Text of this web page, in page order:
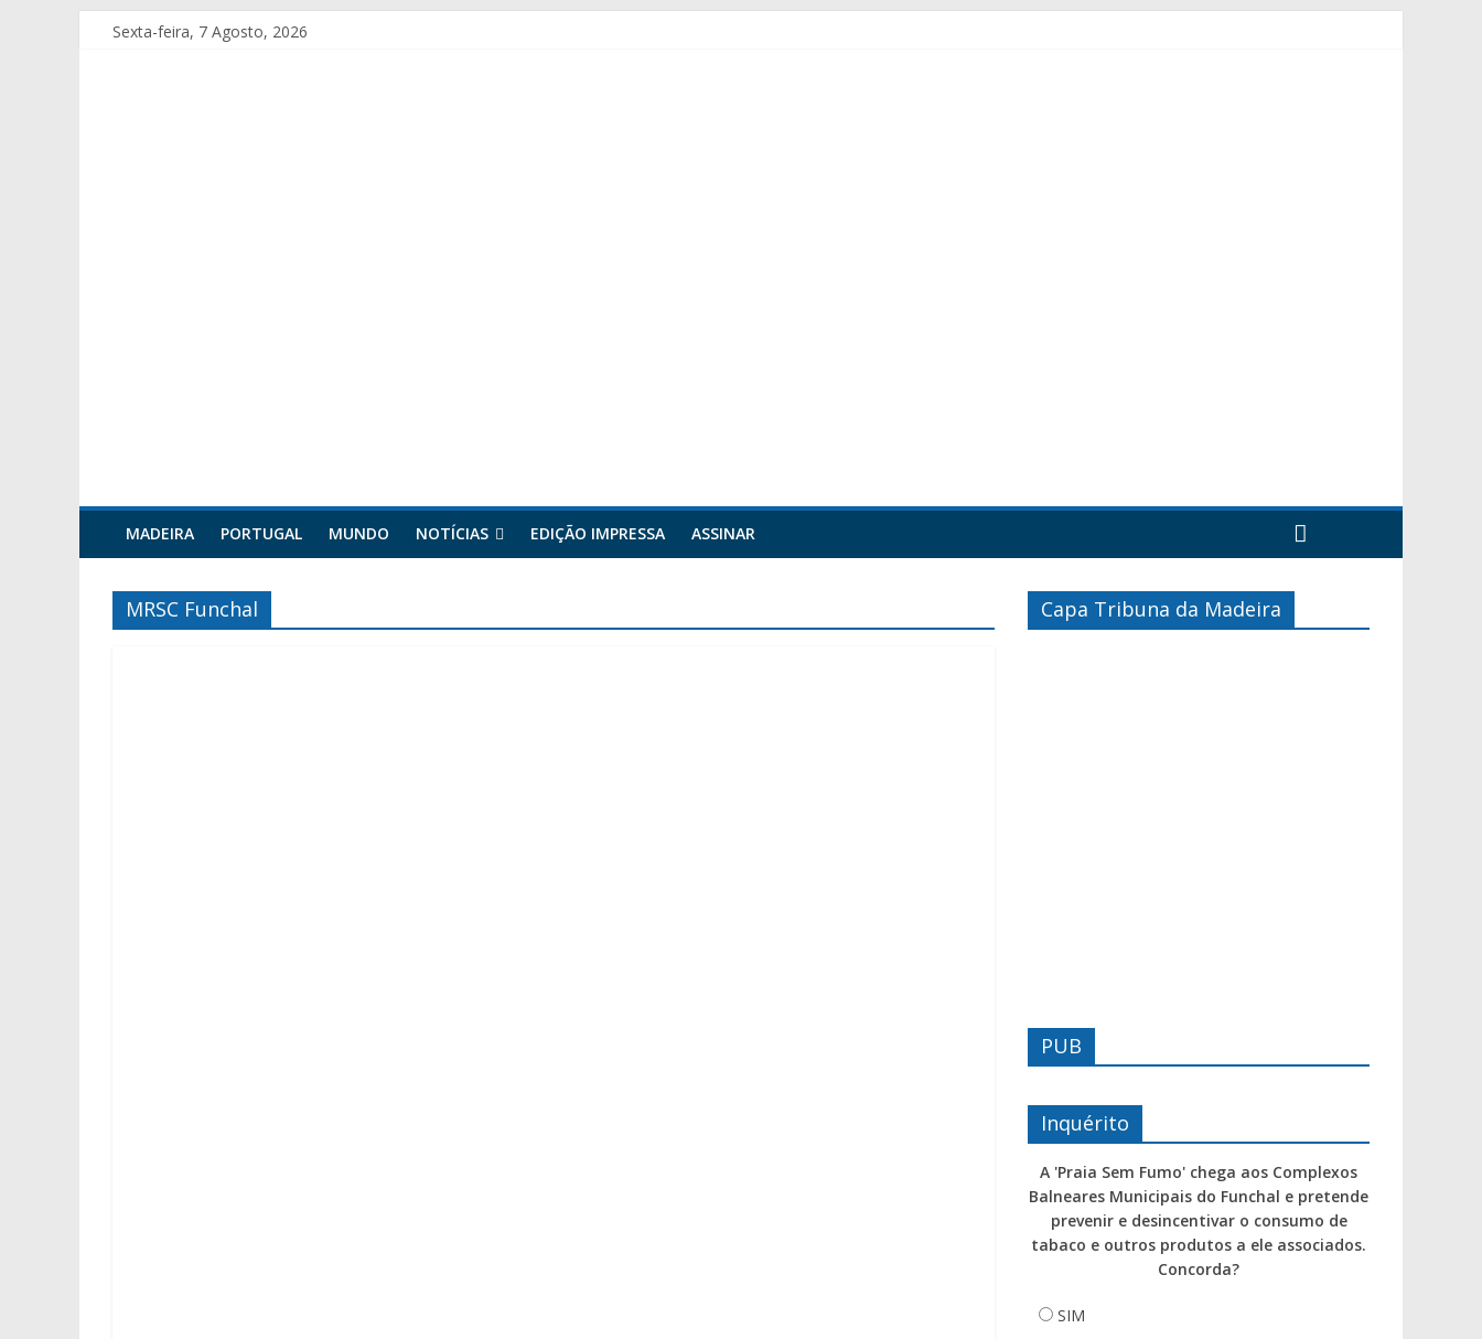
Sexta-feira, 7 Agosto, 2026
MADEIRA PORTUGAL MUNDO NOTÍCIAS EDIÇÃO IMPRESSA ASSINAR
MRSC Funchal Capa Tribuna da Madeira
PUB
Inquérito
A 'Praia Sem Fumo' chega aos Complexos
Balneares Municipais do Funchal e pretende
prevenir e desincentivar o consumo de
tabaco e outros produtos a ele associados.
Concorda?
SIM